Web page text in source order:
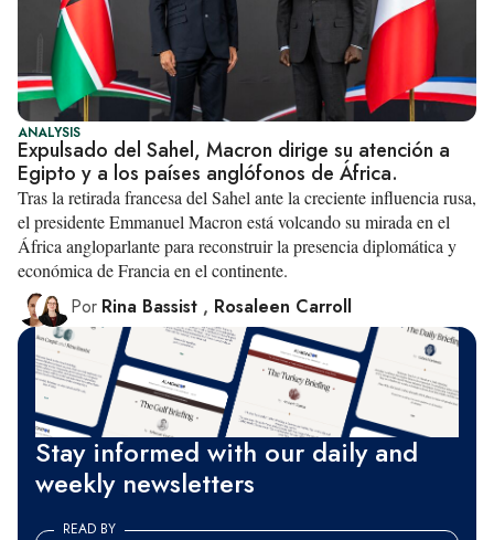
ANALYSIS
Expulsado del Sahel, Macron dirige su atención a
Egipto y a los países anglófonos de África.
Tras la retirada francesa del Sahel ante la creciente influencia rusa,
el presidente Emmanuel Macron está volcando su mirada en el
África angloparlante para reconstruir la presencia diplomática y
económica de Francia en el continente.
Por Rina Bassist , Rosaleen Carroll
Stay informed with our daily and
weekly newsletters
READ BY